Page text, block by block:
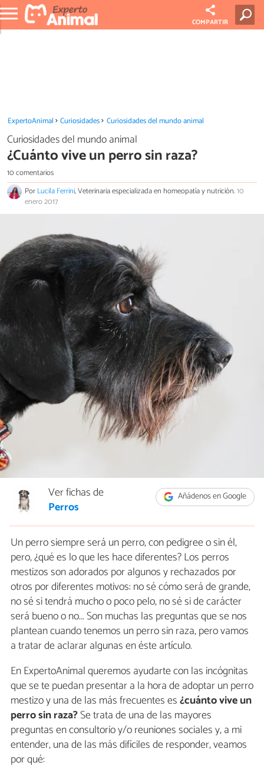
COMPARTIR
ExpertoAnimal Curiosidades Curiosidades del mundo animal
Curiosidades del mundo animal
¿Cuánto vive un perro sin raza?
10 comentarios
PorLucila Ferrini, Veterinaria especializada en homeopatía y nutrición.10
enero 2017
Añádenos en Google
Ver fichas de
Perros
Un perro siempre será un perro, con pedigree o sin él,
pero, ¿qué es lo que les hace diferentes? Los perros
mestizos son adorados por algunos y rechazados por
otros por diferentes motivos: no sé cómo será de grande,
no sé si tendrá mucho o poco pelo, no sé si de carácter
será bueno o no... Son muchas las preguntas que se nos
plantean cuando tenemos un perro sin raza, pero vamos
a tratar de aclarar algunas en éste artículo.
En ExpertoAnimal queremos ayudarte con las incógnitas
que se te puedan presentar a la hora de adoptar un perro
mestizo y una de las más frecuentes es¿cuánto vive un
perro sin raza?Se trata de una de las mayores
preguntas en consultorio y/o reuniones sociales y, a mi
entender, una de las más difíciles de responder, veamos
por qué: